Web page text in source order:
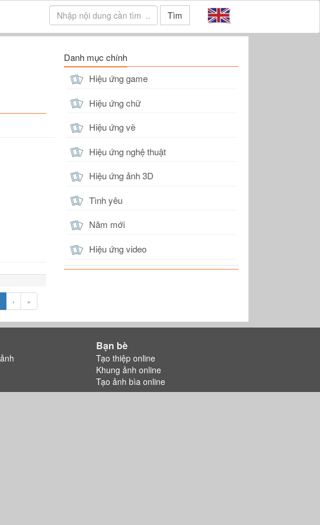
Tìm
› »
Danh mục chính
Hiệu ứng game
Hiệu ứng chữ
Hiệu ứng vẽ
Hiệu ứng nghệ thuật
Hiệu ứng ảnh 3D
Tình yêu
Năm mới
Hiệu ứng video
Bạn bè
Tạo thiệp online
Khung ảnh online
Tạo ảnh bìa online